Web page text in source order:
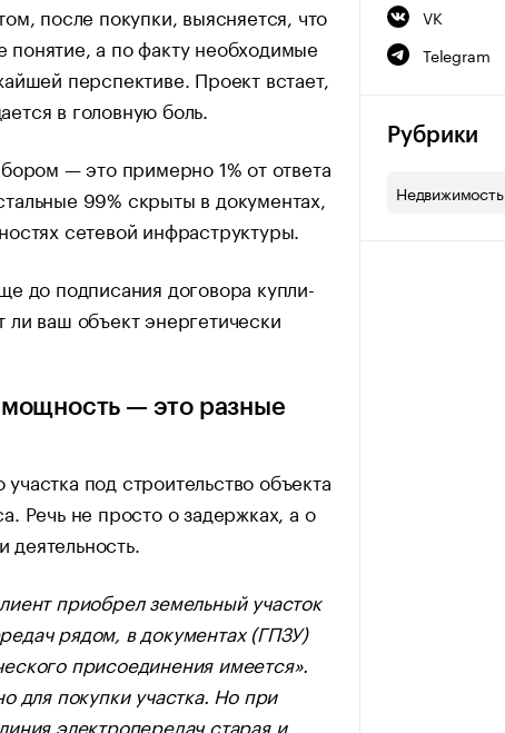
после покупки, выясняется, что
а по факту необходимые
перспективе. Проект встает,
в головную боль.
— это примерно 1% от ответа
99% скрыты в документах,
сетевой инфраструктуры.
до подписания договора купли-
ваш объект энергетически
мощность — это разные
под строительство объекта
Речь не просто о задержках, а о
приобрел земельный участок
рядом, в документах (ГПЗУ)
присоединения имеется».
для покупки участка. Но при
электропередач старая и
VK
Telegram
Рубрики
Недвижимость